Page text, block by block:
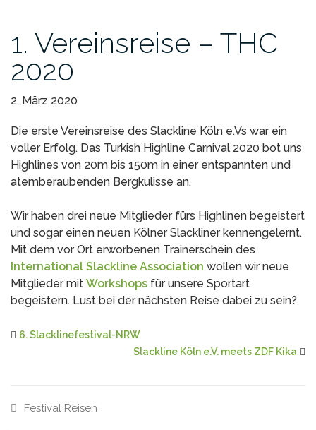
1. Vereinsreise – THC
2020
2. März 2020
Die erste Vereinsreise des Slackline Köln e.Vs war ein
voller Erfolg. Das Turkish Highline Carnival 2020 bot uns
Highlines von 20m bis 150m in einer entspannten und
atemberaubenden Bergkulisse an.
Wir haben drei neue Mitglieder fürs Highlinen begeistert
und sogar einen neuen Kölner Slackliner kennengelernt.
Mit dem vor Ort erworbenen Trainerschein des
International Slackline Association wollen wir neue
Mitglieder mit Workshops für unsere Sportart
begeistern. Lust bei der nächsten Reise dabei zu sein?
6. Slacklinefestival-NRW
Slackline Köln e.V. meets ZDF Kika
Festival Reisen